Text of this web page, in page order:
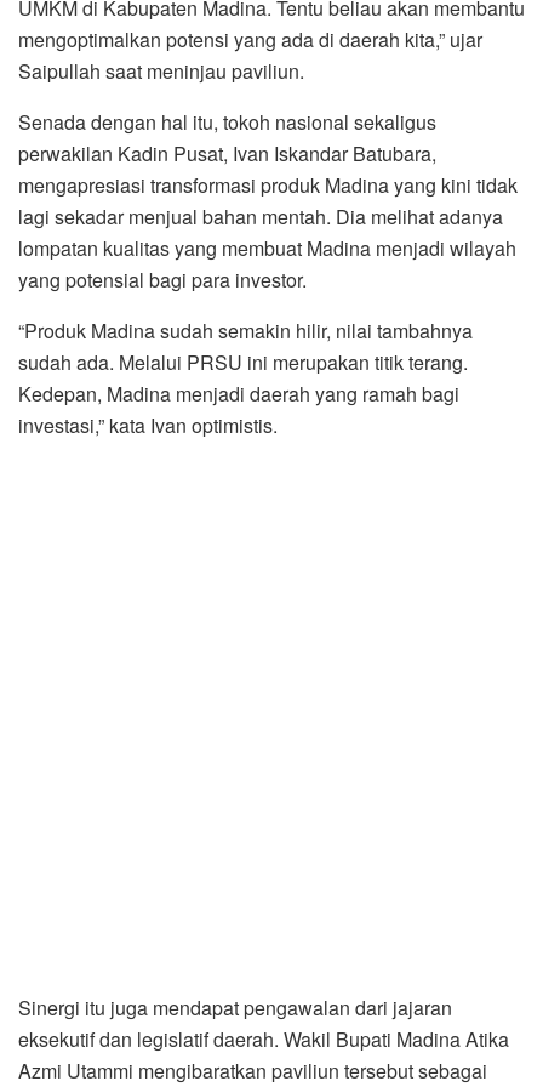
UMKM di Kabupaten Madina. Tentu beliau akan membantu
mengoptimalkan potensi yang ada di daerah kita,” ujar
Saipullah saat meninjau paviliun.
Senada dengan hal itu, tokoh nasional sekaligus
perwakilan Kadin Pusat, Ivan Iskandar Batubara,
mengapresiasi transformasi produk Madina yang kini tidak
lagi sekadar menjual bahan mentah. Dia melihat adanya
lompatan kualitas yang membuat Madina menjadi wilayah
yang potensial bagi para investor.
“Produk Madina sudah semakin hilir, nilai tambahnya
sudah ada. Melalui PRSU ini merupakan titik terang.
Kedepan, Madina menjadi daerah yang ramah bagi
investasi,” kata Ivan optimistis.
Sinergi itu juga mendapat pengawalan dari jajaran
eksekutif dan legislatif daerah. Wakil Bupati Madina Atika
Azmi Utammi mengibaratkan paviliun tersebut sebagai